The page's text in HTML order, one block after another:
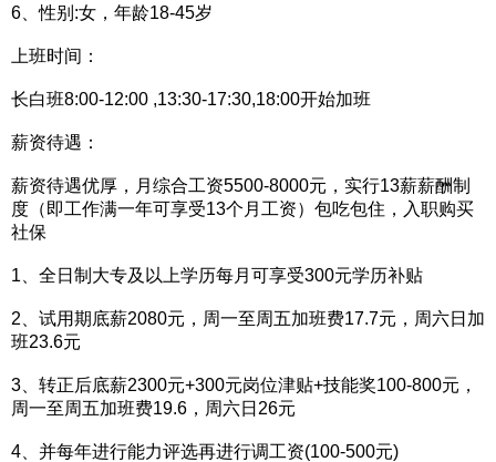
6、性别:女，年龄18-45岁
上班时间：
长白班8:00-12:00 ,13:30-17:30,18:00开始加班
薪资待遇：
薪资待遇优厚，月综合工资5500-8000元，实行13薪薪酬制
度（即工作满一年可享受13个月工资）包吃包住，入职购买
社保
1、全日制大专及以上学历每月可享受300元学历补贴
2、试用期底薪2080元，周一至周五加班费17.7元，周六日加
班23.6元
3、转正后底薪2300元+300元岗位津贴+技能奖100-800元，
周一至周五加班费19.6，周六日26元
4、并每年进行能力评选再进行调工资(100-500元)